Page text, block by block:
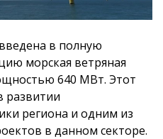
в полную
морская ветряная
640 МВт. Этот
развитии
региона и одним из
в данном секторе.